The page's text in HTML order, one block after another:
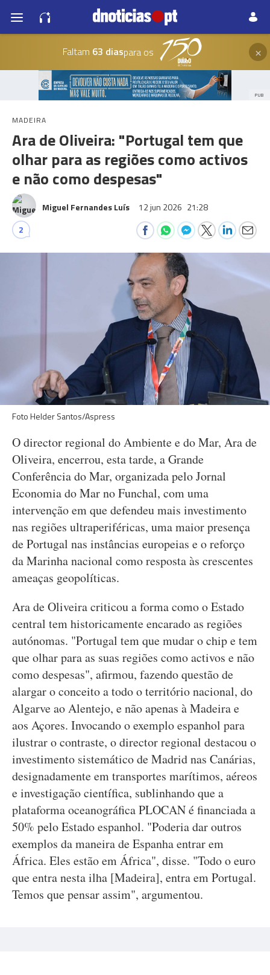
Faltam 63 diaspara os ×
PUB
MADEIRA
Ara de Oliveira: "Portugal tem que
olhar para as regiões como activos
e não como despesas"
Miguel Fernandes Luís 12 jun 2026 21:28
2
Foto Helder Santos/Aspress
O director regional do Ambiente e do Mar, Ara de
Oliveira, encerrou, esta tarde, a Grande
Conferência do Mar, organizada pelo Jornal
Economia do Mar no Funchal, com uma
intervenção em que defendeu mais investimento
nas regiões ultraperiféricas, uma maior presença
de Portugal nas instâncias europeias e o reforço
da Marinha nacional como resposta às crescentes
ameaças geopolíticas.
Ara de Oliveira criticou a forma como o Estado
central tem historicamente encarado as regiões
autónomas. "Portugal tem que mudar o chip e tem
que olhar para as suas regiões como activos e não
como despesas", afirmou, fazendo questão de
alargar o conceito a todo o território nacional, do
Algarve ao Alentejo, e não apenas à Madeira e
aos Açores. Invocando o exemplo espanhol para
ilustrar o contraste, o director regional destacou o
investimento sistemático de Madrid nas Canárias,
designadamente em transportes marítimos, aéreos
e investigação científica, sublinhando que a
plataforma oceanográfica PLOCAN é financiada a
50% pelo Estado espanhol. "Poderia dar outros
exemplos da maneira de Espanha entrar em
África. Eles estão em África", disse. "Todo o euro
que entra nesta ilha [Madeira], entra em Portugal.
Temos que pensar assim", argumentou.